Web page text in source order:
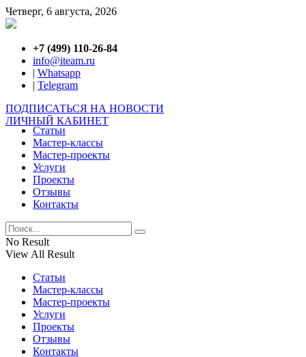
Четверг, 6 августа, 2026
+7 (499) 110-26-84
info@iteam.ru
| Whatsapp
| Telegram
ПОДПИСАТЬСЯ НА НОВОСТИ
ЛИЧНЫЙ КАБИНЕТ
Статьи
Мастер-классы
Мастер-проекты
Услуги
Проекты
Отзывы
Контакты
No Result
View All Result
Статьи
Мастер-классы
Мастер-проекты
Услуги
Проекты
Отзывы
Контакты